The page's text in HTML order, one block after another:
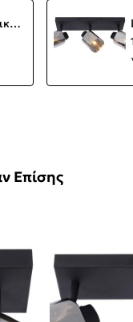
Lucide - ALION Φωτιστικό Οροφής 2φωτο Μαύρο Ματ (Black Mat)|Φυμέ (Smoke)
Επίσης